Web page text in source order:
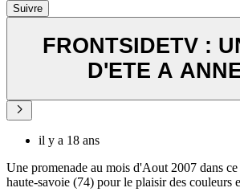
Suivre
FRONTSIDETV :
D'ETE A
il y a 18 ans
Une promenade au mois d'Aout 2007 dans
haute-savoie (74) pour le plaisir des couleurs